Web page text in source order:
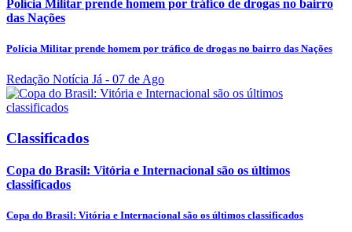
Polícia Militar prende homem por tráfico de drogas no bairro
das Nações
Polícia Militar prende homem por tráfico de drogas no bairro das Nações
Redação Notícia Já - 07 de Ago
Classificados
Copa do Brasil: Vitória e Internacional são os últimos
classificados
Copa do Brasil: Vitória e Internacional são os últimos classificados